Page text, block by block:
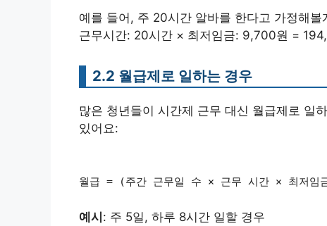
예를 들어, 주 20시간 알바를 한다고 가정해볼
근무시간: 20시간 × 최저임금: 9,700원 =
2.2 월급제로 일하는 경우
많은 청년들이 시간제 근무 대신 월급제로 일
있어요:
월급 = (주간 근무일 수 × 근무 시간 × 최저임
예시: 주 5일, 하루 8시간 일할 경우